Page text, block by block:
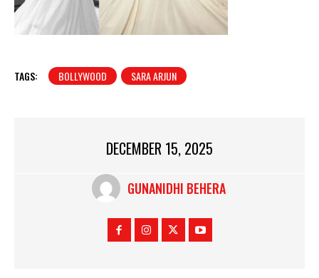
TAGS: BOLLYWOOD SARA ARJUN
DECEMBER 15, 2025
GUNANIDHI BEHERA